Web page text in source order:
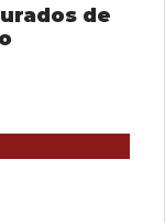
de